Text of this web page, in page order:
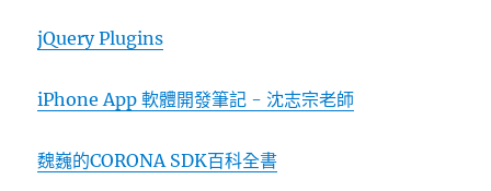
jQuery Plugins
iPhone App 軟體開發筆記 - 沈志宗老師
魏巍的CORONA SDK百科全書